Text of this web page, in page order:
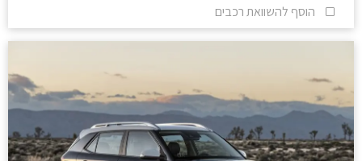
הוסף להשוואת רכבים